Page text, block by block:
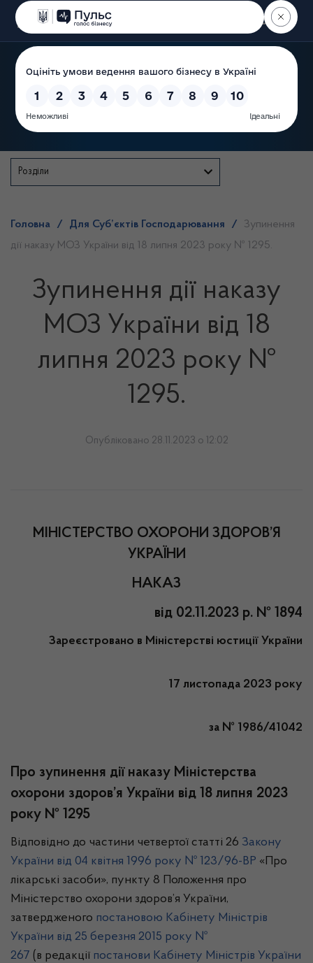
Пошук
Розділи
Головна / Для Суб’єктів Господарювання /
Зупинення
дії наказу МОЗ України від 18 липня 2023 року № 1295.
Зупинення дії наказу
МОЗ України від 18
липня 2023 року №
1295.
Опубліковано 28.11.2023 о 12:02
МІНІСТЕРСТВО ОХОРОНИ ЗДОРОВ’Я
УКРАЇНИ
НАКАЗ
від 02.11.2023 р. № 1894
Зареєстровано в Міністерстві юстиції України
17 листопада 2023 року
за № 1986/41042
Про зупинення дії наказу Міністерства
охорони здоров’я України від 18 липня 2023
року № 1295
Відповідно до частини четвертої статті 26 Закону
України від 04 квітня 1996 року № 123/96-ВР «Про
лікарські засоби», пункту 8 Положення про
Міністерство охорони здоров’я України,
затвердженого постановою Кабінету Міністрів
України від 25 березня 2015 року №
267 (в редакції постанови Кабінету Міністрів України